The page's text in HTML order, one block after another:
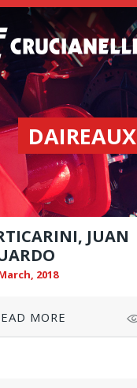
DAIREAUX
US
JUAN
2018
MORE